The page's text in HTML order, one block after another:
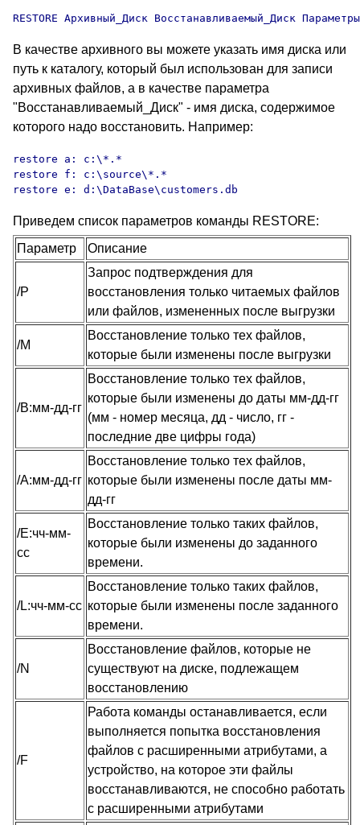
RESTORE Архивный_Диск Восстанавливаемый_Диск Параметры
В качестве архивного вы можете указать имя диска или
путь к каталогу, который был использован для записи
архивных файлов, а в качестве параметра
"Восстанавливаемый_Диск" - имя диска, содержимое
которого надо восстановить. Например:
restore a: c:\*.*
restore f: c:\source\*.*
restore e: d:\DataBase\customers.db
Приведем список параметров команды RESTORE:
Параметр
Описание
/P
Запрос подтверждения для
восстановления только читаемых файлов
или файлов, измененных после выгрузки
/M
Восстановление только тех файлов,
которые были изменены после выгрузки
/B:мм-дд-гг
Восстановление только тех файлов,
которые были изменены до даты мм-дд-гг
(мм - номер месяца, дд - число, гг -
последние две цифры года)
/A:мм-дд-гг
Восстановление только тех файлов,
которые были изменены после даты мм-
дд-гг
/E:чч-мм-
сс
Восстановление только таких файлов,
которые были изменены до заданного
времени.
/L:чч-мм-сс
Восстановление только таких файлов,
которые были изменены после заданного
времени.
/N
Восстановление файлов, которые не
существуют на диске, подлежащем
восстановлению
/F
Работа команды останавливается, если
выполняется попытка восстановления
файлов с расширенными атрибутами, а
устройство, на которое эти файлы
восстанавливаются, не способно работать
с расширенными атрибутами